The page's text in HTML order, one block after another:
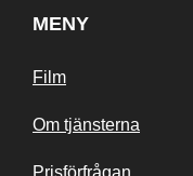
MENY
Film
Om tjänsterna